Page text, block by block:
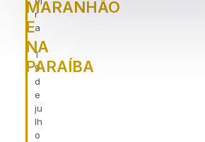
r
a
,
1
9
d
e
ju
lh
o
MARANHÃO
E
NA
PARAÍBA